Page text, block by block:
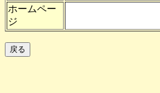
ホームペー
ジ